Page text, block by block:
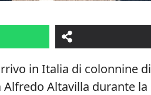
in Italia di colonnine di
Altavilla durante la